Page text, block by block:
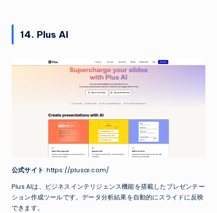
14. Plus AI
公式サイト: https://plusai.com/
Plus AIは、ビジネスインテリジェンス機能を搭載したプレゼンテー
ション作成ツールです。データ分析結果を自動的にスライドに反映
できます。